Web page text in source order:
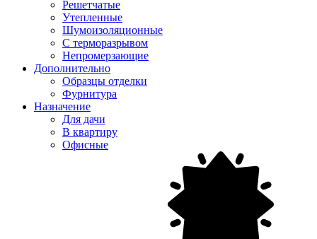
Решетчатые
Утепленные
Шумоизоляционные
С терморазрывом
Непромерзающие
Дополнительно
Образцы отделки
Фурнитура
Назначение
Для дачи
В квартиру
Офисные